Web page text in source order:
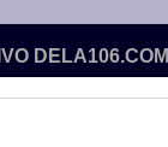
DELA106.COM